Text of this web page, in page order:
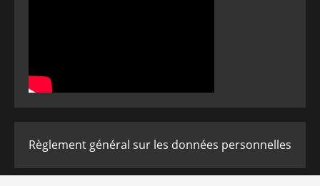
Règlement général sur les données personnelles